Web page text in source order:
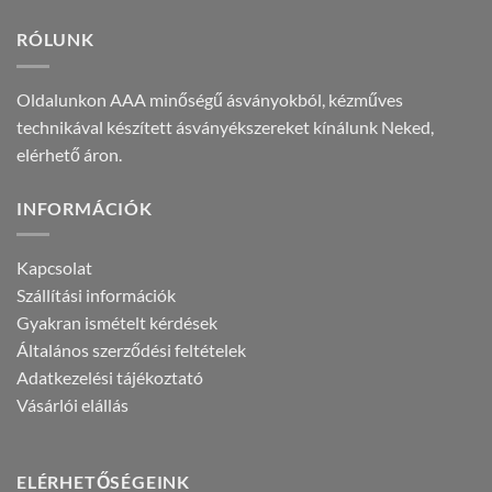
RÓLUNK
Oldalunkon AAA minőségű ásványokból, kézműves
technikával készített ásványékszereket kínálunk Neked,
elérhető áron.
INFORMÁCIÓK
Kapcsolat
Szállítási információk
Gyakran ismételt kérdések
Általános szerződési feltételek
Adatkezelési tájékoztató
Vásárlói elállás
ELÉRHETŐSÉGEINK